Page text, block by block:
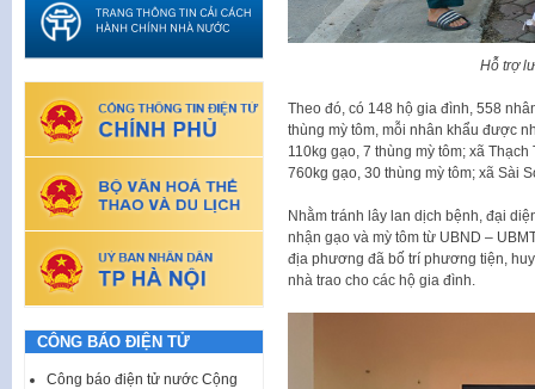
Hỗ trợ
Theo đó, có 148 hộ gia đình, 558
thùng mỳ tôm, mỗi nhân khẩu được
110kg gạo, 7 thùng mỳ tôm; xã
760kg gạo, 30 thùng mỳ tôm; xã Sài
Nhằm tránh lây lan dịch bệnh, đại
nhận gạo và mỳ tôm từ UBND –
địa phương đã bố trí phương tiện,
nhà trao cho các hộ gia đình.
CÔNG BÁO ĐIỆN TỬ
Công báo điện tử nước Cộng